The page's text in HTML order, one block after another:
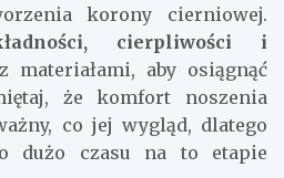
korony cierniowej.
cierpliwości i
z materiałami, aby osiągnąć
że komfort noszenia
co jej wygląd, dlatego
dużo czasu na to etapie